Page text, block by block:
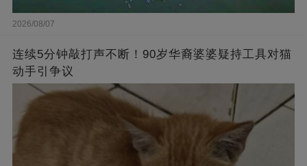
2026/08/07
连续5分钟敲打声不断！90岁华裔婆婆疑持工具对猫
动手引争议